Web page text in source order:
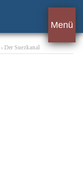
Menü
› Der Suezkanal